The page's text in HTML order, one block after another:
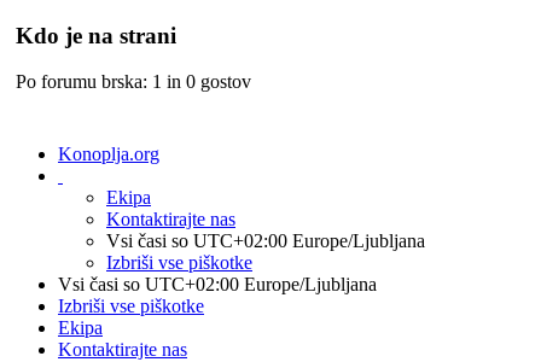
Kdo je na strani
Po forumu brska: 1 in 0 gostov
Konoplja.org
Ekipa
Kontaktirajte nas
Vsi časi so UTC+02:00 Europe/Ljubljana
Izbriši vse piškotke
Vsi časi so UTC+02:00 Europe/Ljubljana
Izbriši vse piškotke
Ekipa
Kontaktirajte nas